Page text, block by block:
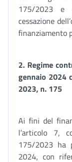
175/2023 e
cessazione
finanziamento
2. Regime
gennaio 2024
2023, n. 175
Ai fini del
l’articolo 7,
175/2023 ha
2024, con